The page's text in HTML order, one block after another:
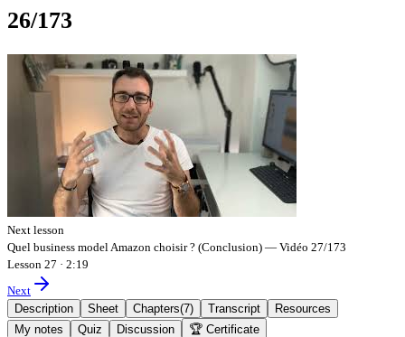
26/173
Next lesson
Quel business model Amazon choisir ? (Conclusion) — Vidéo 27/173
Lesson 27 · 2:19
Next
Description
Sheet Chapters(7) Transcript
Resources
My notes
Quiz Discussion 🏆 Certificate